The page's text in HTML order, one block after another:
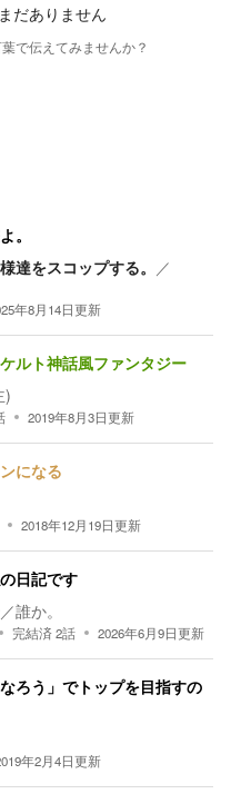
だありません
で伝えてみませんか？
。
達をスコップする。 ／
年8月14日更新
ルト神話風ファンタジー
)
2019年8月3日更新
になる
2018年12月19日更新
日記です
／誰か。
完結済2話 2026年6月9日更新
ろう」でトップを目指すの
年2月4日更新